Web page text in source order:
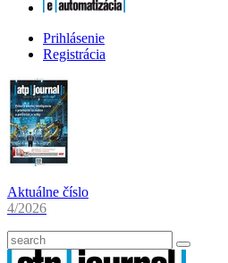
Prihlásenie
Registrácia
Aktuálne číslo
4/2026